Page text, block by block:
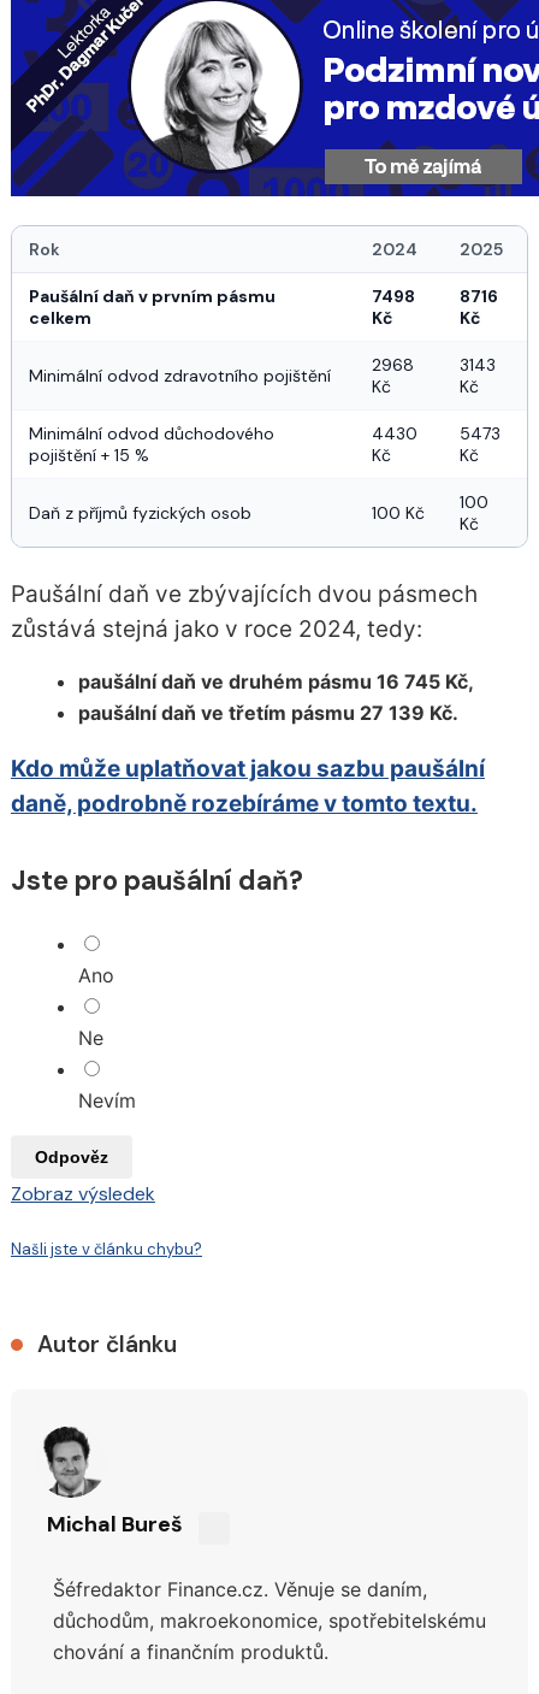
Rok 2024 2025
Paušální daň v prvním pásmu
celkem
7498
Kč
8716
Kč
Minimální odvod zdravotního pojištění
2968
Kč
3143
Kč
Minimální odvod důchodového
pojištění + 15 %
4430
Kč
5473
Kč
Daň z příjmů fyzických osob 100 Kč
100
Kč
Paušální daň ve zbývajících dvou pásmech
zůstává stejná jako v roce 2024, tedy:
paušální daň ve druhém pásmu 16 745 Kč,
paušální daň ve třetím pásmu 27 139 Kč.
Kdo může uplatňovat jakou sazbu paušální
daně, podrobně rozebíráme v tomto textu.
Jste pro paušální daň?
Ano
Ne
Nevím
Odpověz
Zobraz výsledek
Našli jste v článku chybu?
Autor článku
Michal Bureš
síti
X
Šéfredaktor Finance.cz. Věnuje se daním,
důchodům, makroekonomice, spotřebitelskému
chování a finančním produktů.